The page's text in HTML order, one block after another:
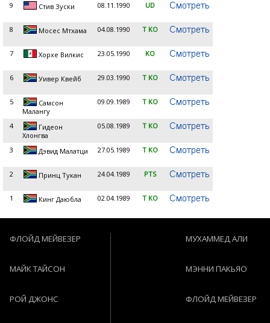
9 Стив Зуски 08.11.1990 UD
8 Мосес Мтхама 04.08.1990 T KO
7 Хорхе Вилкис 23.05.1990 KO
6 Уивер Квейб 29.03.1990 T KO
5
Самсон
Малангу
09.09.1989 T KO
4
Гидеон
Хлонгва
05.08.1989 T KO
3 Дэвид Малатци 27.05.1989 T KO
2 Принц Тукан 24.04.1989 PTS
1 Кинг Даюбла 02.04.1989 T KO
ФЛОЙД МЕЙВЕЗЕР
МАЙК ТАЙСОН
РОЙ ДЖОНС
МУХАММЕД АЛИ
МЭННИ ПАКЬЯО
ФЛОЙД МЕЙВЕЗЕР